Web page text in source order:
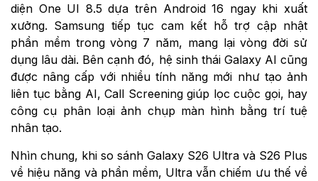
diện One UI 8.5 dựa trên Android 16 ngay khi xuất
xưởng. Samsung tiếp tục cam kết hỗ trợ cập nhật
phần mềm trong vòng 7 năm, mang lại vòng đời sử
dụng lâu dài. Bên cạnh đó, hệ sinh thái Galaxy AI cũng
được nâng cấp với nhiều tính năng mới như tạo ảnh
liên tục bằng AI, Call Screening giúp lọc cuộc gọi, hay
công cụ phân loại ảnh chụp màn hình bằng trí tuệ
nhân tạo.
Nhìn chung, khi so sánh Galaxy S26 Ultra và S26 Plus
về hiệu năng và phần mềm, Ultra vẫn chiếm ưu thế về